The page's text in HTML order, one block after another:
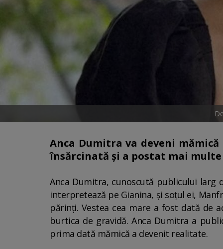
Anca Dumitra va deveni
însărcinată și a postat mai
Anca Dumitra, cunoscută publicului larg
interpretează pe Gianina, și soțul ei,
părinți. Vestea cea mare a fost dată de
burtica de gravidă. Anca Dumitra a
prima dată mămică a devenit realitate.